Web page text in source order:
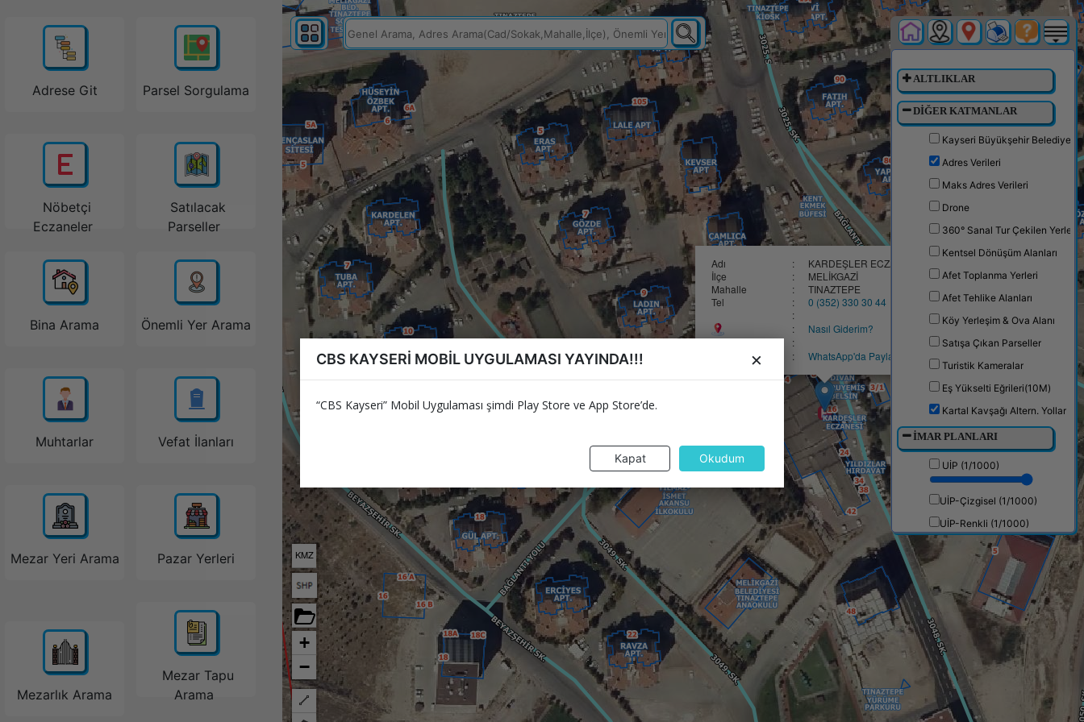
ALTLIKLAR
DİĞER KATMANLAR
Kayseri Büyükşehir Belediyesi
Adres Verileri
Maks Adres Verileri
Drone
360° Sanal Tur Çekilen Yerler
Kentsel Dönüşüm Alanları
Afet Toplanma Yerleri
Afet Tehlike Alanları
Köy Yerleşim & Ova Alanı
Satışa Çıkan Parseller
Turistik Kameralar
Eş Yükselti Eğrileri(10M)
Kartal Kavşağı Altern. Yollar
İMAR PLANLARI
UİP (1/1000)
UİP-Çizgisel (1/1000)
UİP-Renkli (1/1000)
1/5000 Nip
NİP (1/25000)
Halihazır (1/25000)
Kadastro Mahalleleri
ÖNEMLİ YERLER (POİ)
PAZAR YERLERİ
Adrese Git Parsel Sorgulama
Nöbetçi
Eczaneler
Satılacak
Parseller
Bina Arama Önemli Yer Arama
Muhtarlar Vefat İlanları
Mezar Yeri Arama Pazar Yerleri
Mezarlık Arama
Mezar Tapu
Arama
Adı :
KARDEŞLER ECZANESİ
İlçe
:
MELİKGAZİ
Mahalle
:
TINAZTEPE
Tel
:
0 (352) 330 30 44
:
:
Nasıl Giderim?
:
:
WhatsApp'da Paylaş
×
KMZ
+
−
Cizgi Ciz
×
CBS KAYSERİ MOBİL UYGULAMASI YAYINDA!!!
“CBS Kayseri” Mobil Uygulaması şimdi Play Store ve App Store’de.
Kapat Okudum